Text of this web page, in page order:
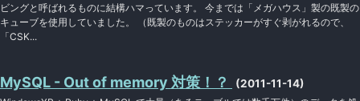
ビングと呼ばれるものに結構ハマっています。 今までは「メガハウス」製の既製の
キューブを使用していました。 （既製のものはステッカーがすぐ剥がれるので、
「CSK...
MySQL - Out of memory 対策！？ (2011-11-14)